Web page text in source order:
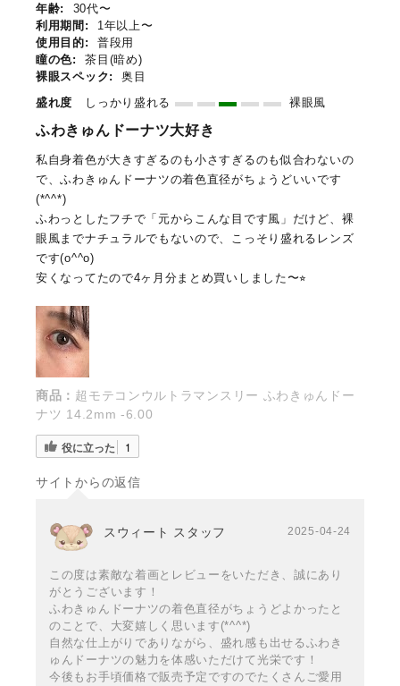
年齢:
30代〜
利用期間:
1年以上〜
使用目的:
普段用
瞳の色:
茶目(暗め)
裸眼スペック:
奥目
盛れ度
しっかり盛れる 裸眼風
ふわきゅんドーナツ大好き
私自身着色が大きすぎるのも小さすぎるのも似合わないの
で、ふわきゅんドーナツの着色直径がちょうどいいです
(*^^*)
ふわっとしたフチで「元からこんな目です風」だけど、裸
眼風までナチュラルでもないので、こっそり盛れるレンズ
です(o^^o)
安くなってたので4ヶ月分まとめ買いしました〜⭐︎
商品： 超モテコンウルトラマンスリー ふわきゅんドー
ナツ 14.2mm -6.00
役に立った 1
サイトからの返信
スウィート スタッフ 2025-04-24
この度は素敵な着画とレビューをいただき、誠にあり
がとうございます！
ふわきゅんドーナツの着色直径がちょうどよかったと
のことで、大変嬉しく思います(*^^*)
自然な仕上がりでありながら、盛れ感も出せるふわき
ゅんドーナツの魅力を体感いただけて光栄です！
今後もお手頃価格で販売予定ですのでたくさんご愛用